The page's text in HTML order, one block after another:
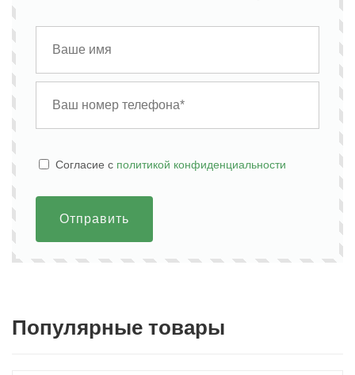
Cогласие с политикой конфиденциальности
Отправить
Популярные товары